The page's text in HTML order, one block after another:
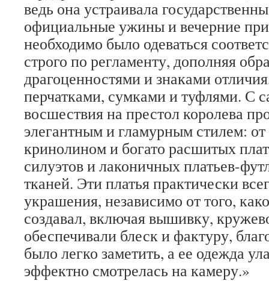
ведь она устраивала
официальные ужины и вечерние
необходимо было одеваться
строго по регламенту, дополняя
драгоценностями и знаками
перчатками, сумками и туфлями. С
восшествия на престол королева
элегантным и гламурным стилем:
кринолином и богато расшитых
силуэтов и лаконичных платьев-
тканей. Эти платья практически
украшения, независимо от того,
создавал, включая вышивку,
обеспечивали блеск и фактуру,
было легко заметить, а ее одежда
эффектно смотрелась на камеру.»